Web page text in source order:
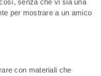
senza che vi sia una
per mostrare a un amico
con materiali che